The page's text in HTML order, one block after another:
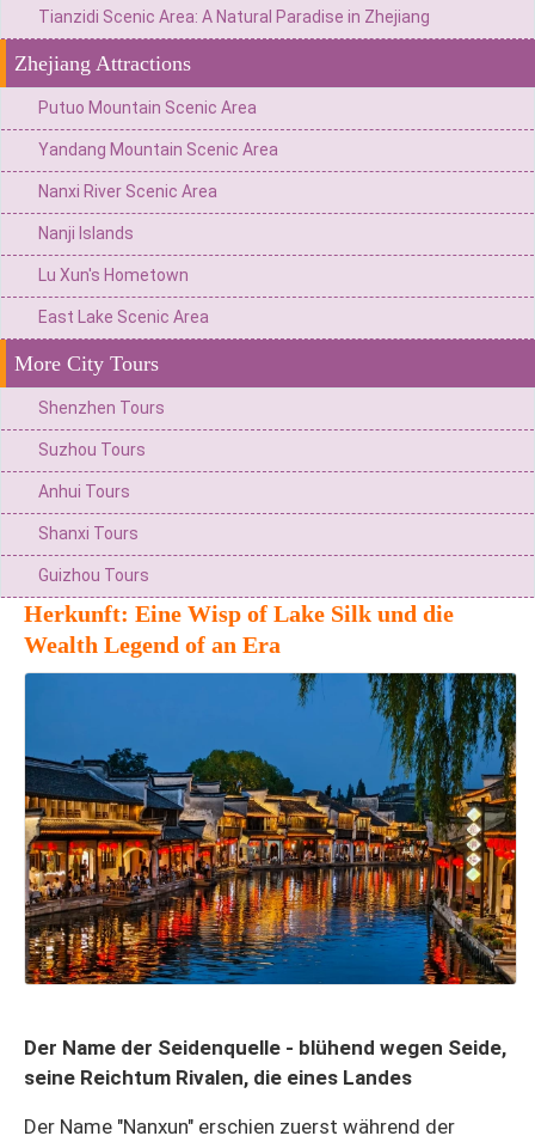
Tianzidi Scenic Area: A Natural Paradise in Zhejiang
Zhejiang Attractions
Putuo Mountain Scenic Area
Yandang Mountain Scenic Area
Nanxi River Scenic Area
Nanji Islands
Lu Xun's Hometown
East Lake Scenic Area
More City Tours
Shenzhen Tours
Suzhou Tours
Anhui Tours
Shanxi Tours
Guizhou Tours
Herkunft: Eine Wisp of Lake Silk und die
Wealth Legend of an Era
Der Name der Seidenquelle - blühend wegen Seide,
seine Reichtum Rivalen, die eines Landes
Der Name "Nanxun" erschien zuerst während der